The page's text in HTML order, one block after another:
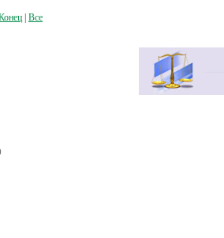
Все